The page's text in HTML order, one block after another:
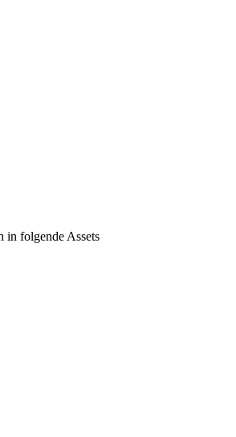
in folgende Assets